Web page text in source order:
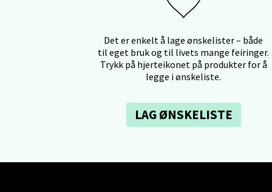
Det er enkelt å lage ønskelister – både
til eget bruk og til livets mange feiringer.
Trykk på hjerteikonet på produkter for å
legge i ønskeliste.
LAG ØNSKELISTE